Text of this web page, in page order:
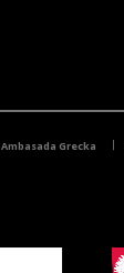
Ambasada Grecka